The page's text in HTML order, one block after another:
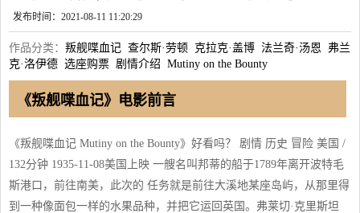
发布时间：2021-08-11 11:20:29
作品分类： 叛舰喋血记 查尔斯·劳顿 克拉克·盖博 法兰奇·汤恩
弗兰
克·洛伊德 选座购票 剧情介绍 Mutiny on the Bounty
《叛舰喋血记》电影前言
《叛舰喋血记 Mutiny on the Bounty》好看吗？ 剧情 历史 冒险 美国 /
132分钟 1935-11-08美国上映 一艘名叫邦蒂的船于1789年离开波特毛
斯港口，前往南美，此次的 任务就是前往大溪地某座岛屿，从那里得
到一种像面包一样的水果品种，并把它运回英国。弗莱切·克里斯坦